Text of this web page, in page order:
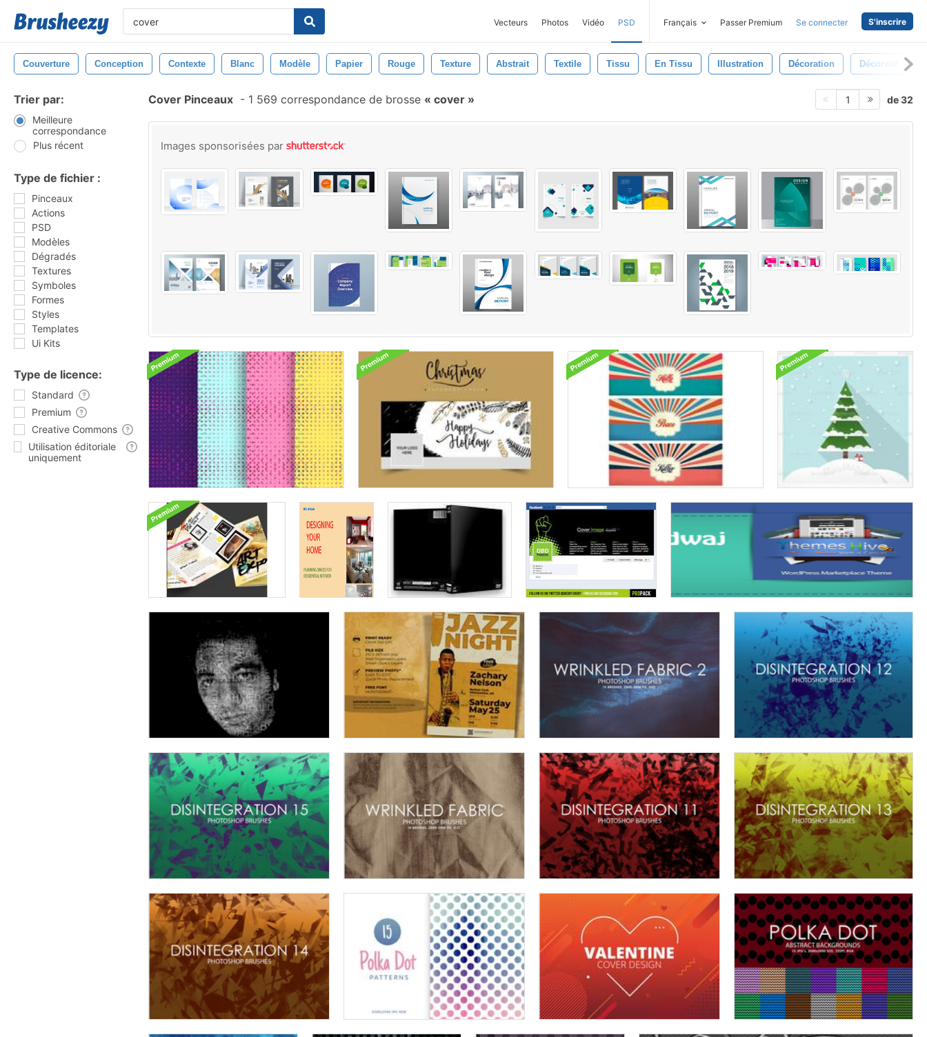
Vecteurs Photos Vidéo PSD Français Passer Premium Se connecter S'inscrire
Couverture Conception Contexte Blanc Modèle Papier Rouge Texture Abstrait Textile Tissu En Tissu Illustration Décoration Décoratif
Trier par:
Meilleure
correspondance
Plus récent
Type de fichier :
Pinceaux
Actions
PSD
Modèles
Dégradés
Textures
Symboles
Formes
Styles
Templates
Ui Kits
Type de licence:
Standard
Premium
Creative Commons
Utilisation éditoriale
uniquement
Cover Pinceaux - 1 569 correspondance de brosse cover 1 de 32
Images sponsorisées par